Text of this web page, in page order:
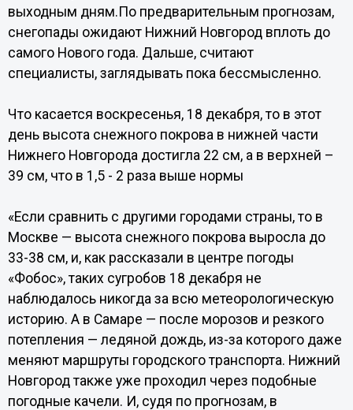
выходным дням.По предварительным прогнозам,
снегопады ожидают Нижний Новгород вплоть до
самого Нового года. Дальше, считают
специалисты, заглядывать пока бессмысленно.
Что касается воскресенья, 18 декабря, то в этот
день высота снежного покрова в нижней части
Нижнего Новгорода достигла 22 см, а в верхней –
39 см, что в 1,5 - 2 раза выше нормы
«Если сравнить с другими городами страны, то в
Москве — высота снежного покрова выросла до
33-38 см, и, как рассказали в центре погоды
«Фобос», таких сугробов 18 декабря не
наблюдалось никогда за всю метеорологическую
историю. А в Самаре — после морозов и резкого
потепления — ледяной дождь, из-за которого даже
меняют маршруты городского транспорта. Нижний
Новгород также уже проходил через подобные
погодные качели. И, судя по прогнозам, в